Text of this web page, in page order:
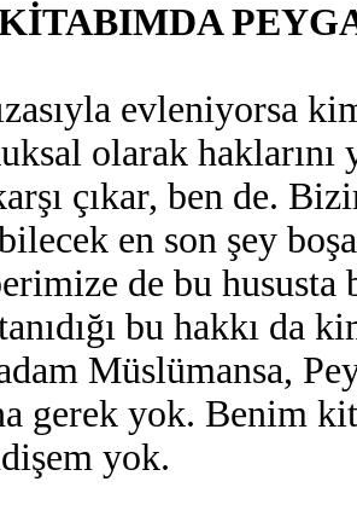
evleniyorsa
olarak haklarını
çıkar, ben de.
en son şey
de bu hususta
bu hakkı da
Müslümansa,
gerek yok. Benim
yok.